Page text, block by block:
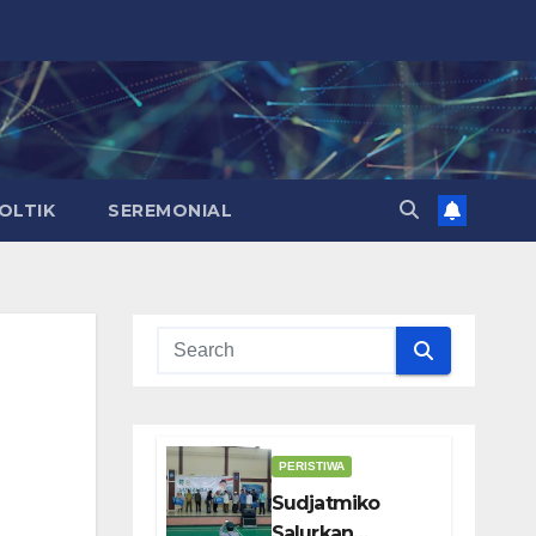
SEREMONIAL
PERISTIWA
Sudjatmiko